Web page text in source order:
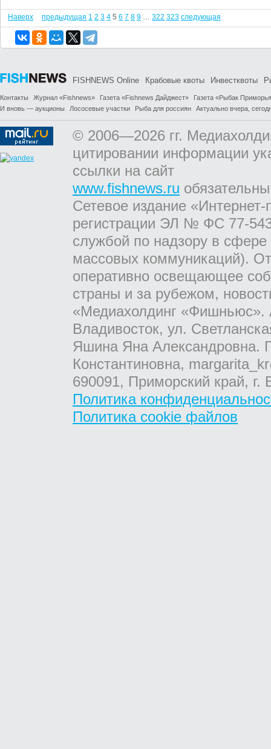
Наверх предыдущая 1 2 3 4 5 6 7 8 9 … 322 323 следующая
FISHNEWS Online Крабовые квоты Инвестквоты
Контакты Журнал «Fishnews» Газета «Fishnews Дайджест»
Газета «Рыбак
И вновь — аукционы
Лососевые участки Рыба для россиян Актуально вчера,
© 2006—2026 гг.
цитировании информации
ссылки на сайт
www.fishnews.ru
Сетевое издание
регистрации ЭЛ № ФС 77-
службой по надзору в
массовых коммуникаций).
оперативно освещающее
страны и за рубежом,
«Медиахолдинг «Фишньюс».
Владивосток, ул.
Яшина Яна Александровна.
Константиновна,
690091, Приморский край,
Политика
Политика cookie файлов